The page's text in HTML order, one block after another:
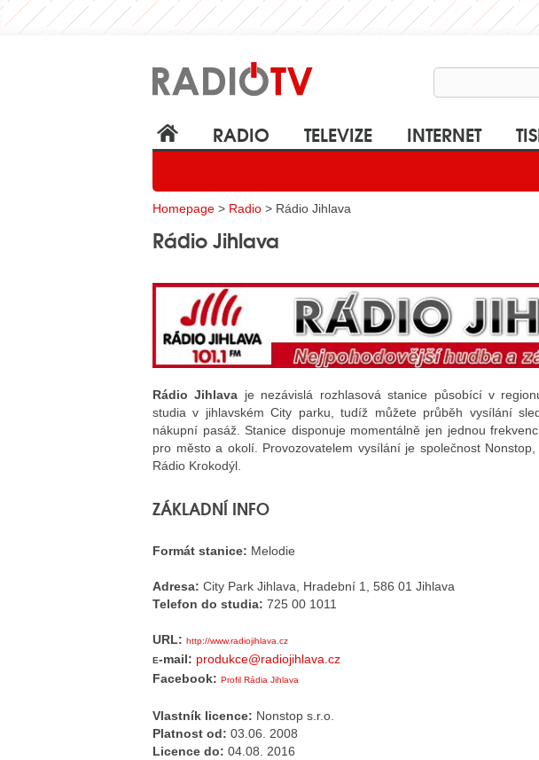
RADIO TELEVIZE INTERNET
Homepage > Radio > Rádio Jihlava
Rádio Jihlava
Rádio Jihlava je nezávislá rozhlasová stanice působící v
studia v jihlavském City parku, tudíž můžete průběh vysílání
nákupní pasáž. Stanice disponuje momentálně jen jednou
pro město a okolí. Provozovatelem vysílání je společnost
Rádio Krokodýl.
ZÁKLADNÍ INFO
Formát stanice: Melodie
Adresa: City Park Jihlava, Hradební 1, 586 01 Jihlava
Telefon do studia: 725 00 1011
URL: http://www.radiojihlava.cz
E-mail: produkce@radiojihlava.cz
Facebook: Profil Rádia Jihlava
Vlastník licence: Nonstop s.r.o.
Platnost od: 03.06. 2008
Licence do: 04.08. 2016